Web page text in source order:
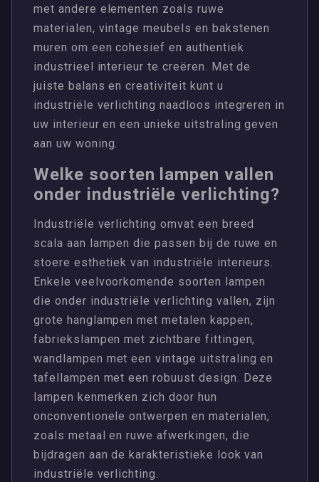
met andere elementen zoals ruwe
materialen, vintage meubels en bakstenen
muren om een cohesief en authentiek
industrieel interieur te creëren. Met de
juiste balans en creativiteit kunt u
industriële verlichting naadloos integreren in
uw interieur en een unieke uitstraling geven
aan uw woning.
Welke soorten lampen vallen
onder industriële verlichting?
Industriële verlichting omvat een breed
scala aan lampen die passen bij de ruwe en
stoere esthetiek van industriële interieurs.
Enkele veelvoorkomende soorten lampen
die onder industriële verlichting vallen, zijn
grote hanglampen met metalen kappen,
fabriekslampen met zichtbare fittingen,
wandlampen met een vintage uitstraling en
tafellampen met een robuust design. Deze
lampen kenmerken zich door hun
onconventionele ontwerpen en materialen,
zoals metaal en ruwe afwerkingen, die
bijdragen aan de karakteristieke look van
industriële verlichting.